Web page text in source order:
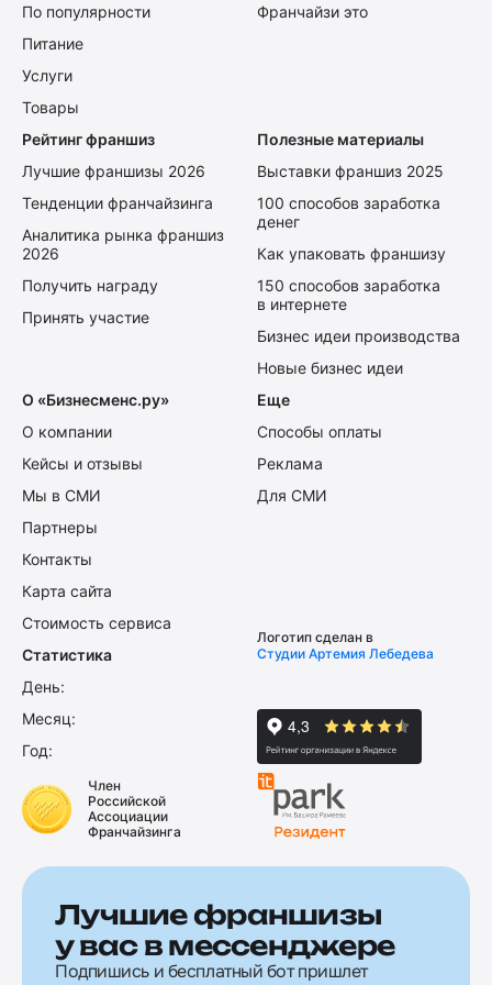
По популярности
Питание
Услуги
Товары
Франчайзи это
Рейтинг франшиз
Лучшие франшизы 2026
Тенденции франчайзинга
Аналитика рынка франшиз
2026
Получить награду
Принять участие
Полезные материалы
Выставки франшиз 2025
100 способов заработка
денег
Как упаковать франшизу
150 способов заработка
в интернете
Бизнес идеи производства
Новые бизнес идеи
О «Бизнесменс.ру»
О компании
Кейсы и отзывы
Мы в СМИ
Партнеры
Контакты
Карта сайта
Стоимость сервиса
Еще
Способы оплаты
Реклама
Для СМИ
Статистика
День:
Месяц:
Год:
Логотип сделан в
Студии Артемия Лебедева
Член
Российской
Ассоциации
Франчайзинга
Лучшие франшизы
у вас в мессенджере
Подпишись и бесплатный бот пришлет